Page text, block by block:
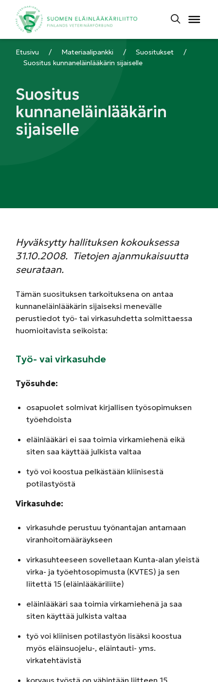
Etusivu / Materiaalipankki / Suositukset
/
Suositus kunnaneläinlääkärin sijaiselle
Suositus
kunnaneläinlääkärin
sijaiselle
Hyväksytty hallituksen kokouksessa
31.10.2008. Tietojen ajanmukaisuutta
seurataan.
Tämän suosituksen tarkoituksena on antaa
kunnaneläinlääkärin sijaiseksi menevälle
perustiedot työ- tai virkasuhdetta solmittaessa
huomioitavista seikoista:
Työ- vai virkasuhde
Työsuhde:
osapuolet solmivat kirjallisen työsopimuksen
työehdoista
eläinlääkäri ei saa toimia virkamiehenä eikä
siten saa käyttää julkista valtaa
työ voi koostua pelkästään kliinisestä
potilastyöstä
Virkasuhde:
virkasuhde perustuu työnantajan antamaan
viranhoitomääräykseen
virkasuhteeseen sovelletaan Kunta-alan yleistä
virka- ja työehtosopimusta (KVTES) ja sen
liitettä 15 (eläinlääkäriliite)
eläinlääkäri saa toimia virkamiehenä ja saa
siten käyttää julkista valtaa
työ voi kliinisen potilastyön lisäksi koostua
myös eläinsuojelu-, eläintauti- yms.
virkatehtävistä
korvaus työstä on vähintään liitteen 15